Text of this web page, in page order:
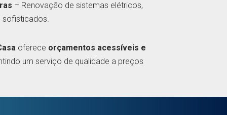
– Renovação de sistemas elétricos,
sofisticados.
oferece orçamentos acessíveis e
um serviço de qualidade a preços